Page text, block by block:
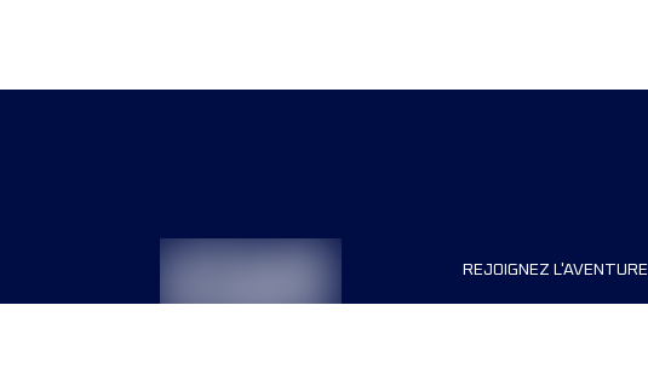
REJOIGNEZ L'AVENTURE